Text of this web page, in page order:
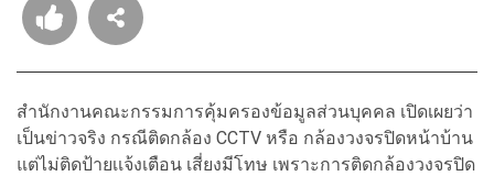
สำนักงานคณะกรรมการคุ้มครองข้อมูลส่วนบุคคล เปิดเผยว่า
เป็นข่าวจริง กรณีติดกล้อง CCTV หรือ กล้องวงจรปิดหน้าบ้าน
แต่ไม่ติดป้ายเเจ้งเตือน เสี่ยงมีโทษ เพราะการติดกล้องวงจรปิด